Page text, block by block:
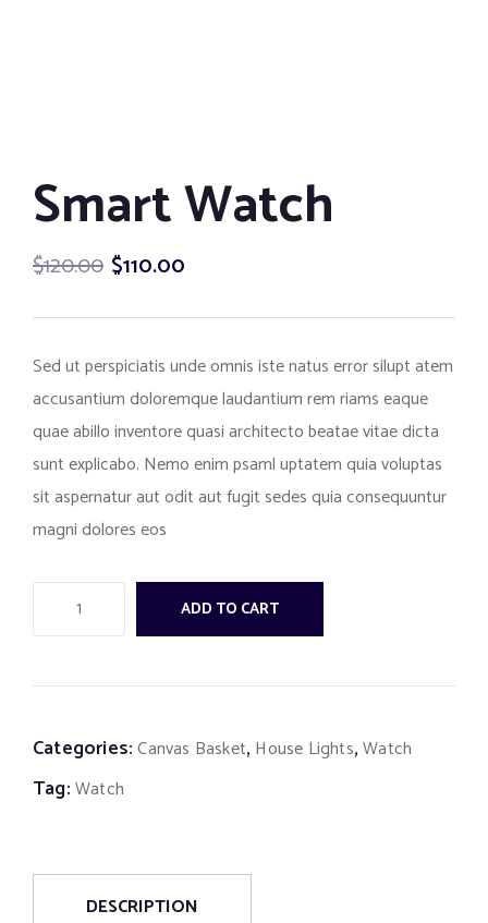
Smart Watch
$120.00 $110.00
Sed ut perspiciatis unde omnis iste natus error silupt atem
accusantium doloremque laudantium rem riams eaque
quae abillo inventore quasi architecto beatae vitae dicta
sunt explicabo. Nemo enim psaml uptatem quia voluptas
sit aspernatur aut odit aut fugit sedes quia consequuntur
magni dolores eos
ADD TO CART
Categories:Canvas Basket, House Lights,Watch
Tag:Watch
DESCRIPTION